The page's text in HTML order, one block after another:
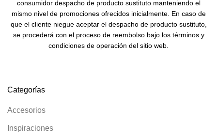
consumidor despacho de producto sustituto manteniendo el
mismo nivel de promociones ofrecidos inicialmente. En caso de
que el cliente niegue aceptar el despacho de producto sustituto,
se procederá con el proceso de reembolso bajo los términos y
condiciones de operación del sitio web.
Categorías
Accesorios
Inspiraciones